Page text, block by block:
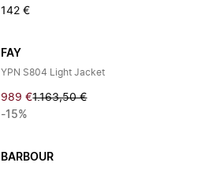
142 €
FAY
YPN S804 Light Jacket
989 €1.163,50 €
-15%
BARBOUR